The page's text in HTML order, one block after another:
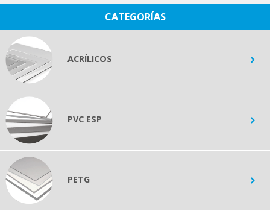
CATEGORÍAS
ACRÍLICOS
PVC ESP
PETG